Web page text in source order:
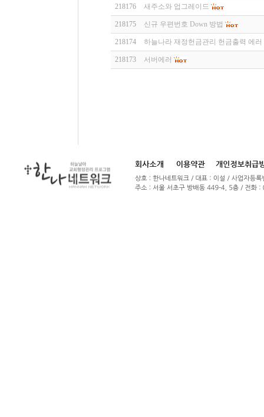
218176 새주소와 업그레이드
218175 신규 우편번호 Down 방법
218174 하늘나라 재정헌금관리 헌금출력 에러
218173 서버에러